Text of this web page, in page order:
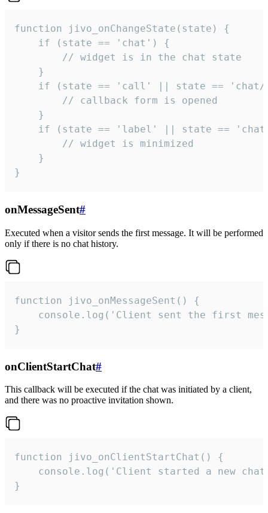
function jivo_onChangeState(state) {
    if (state == 'chat') {
        // widget is in the chat state
    }
if (state == 'call' || state ==
        // callback form is opened
    }
if (state == 'label' || state ==
        // widget is minimized
    }
}
onMessageSent#
Executed when a visitor sends the first message. It will be performed
only if there is no chat history.
function jivo_onMessageSent() {
console.log('Client sent the first
}
onClientStartChat#
This callback will be executed if the chat was initiated by a client,
and there was no proactive invitation shown.
function jivo_onClientStartChat() {
console.log('Client started a new
}